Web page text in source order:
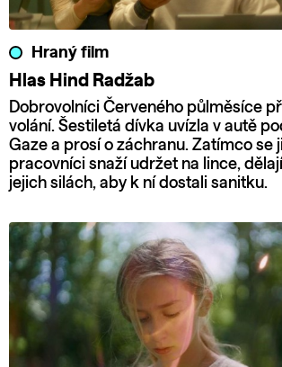
Hraný film
Hlas Hind Radžab
Dobrovolníci Červeného půlměsíce
volání. Šestiletá dívka uvízla v autě
Gaze a prosí o záchranu. Zatímco se
pracovníci snaží udržet na lince,
jejich silách, aby k ní dostali sanitku.